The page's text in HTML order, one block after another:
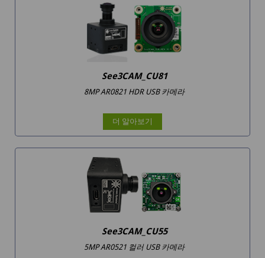
See3CAM_CU81
8MP AR0821 HDR USB 카메라
더 알아보기
See3CAM_CU55
5MP AR0521 컬러 USB 카메라